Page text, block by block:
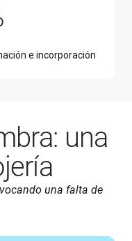
e incorporación
una
una falta de